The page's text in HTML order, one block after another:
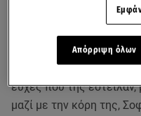
Ράλλη στην εκπομπή «Μαμά-
Την ονομαστική της
και ευχαρίστησε τους
ευχές που της
μαζί με την κόρη της,
Απόρριψη όλων